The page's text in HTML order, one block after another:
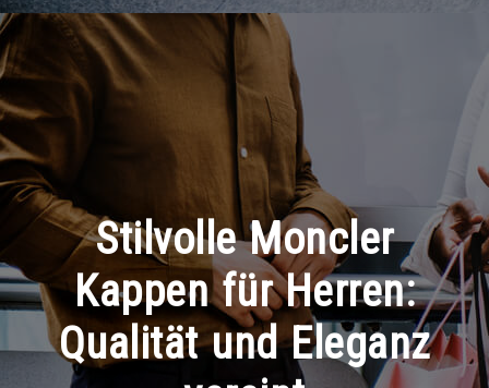
Stilvolle Moncler
Kappen für Herren:
Qualität und Eleganz